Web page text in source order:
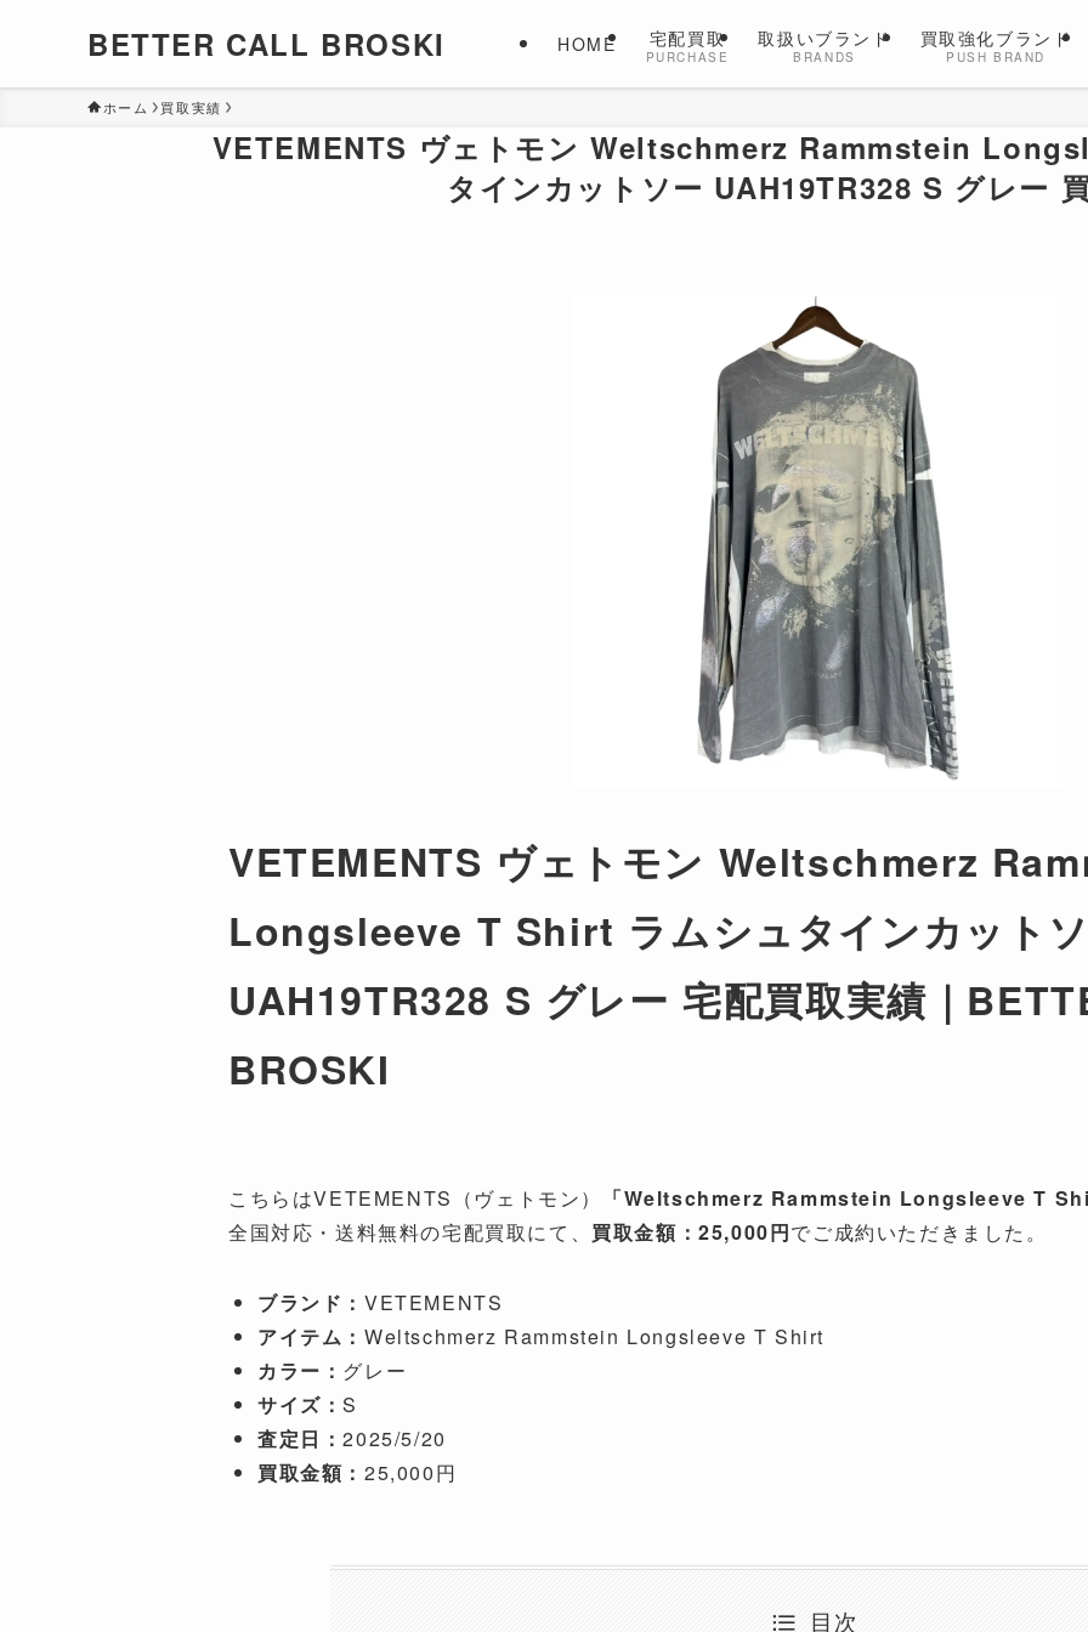
BETTER CALL BROSKI HOME 宅配買取
PURCHASE
取扱いブランド
BRANDS
買取強化ブランド
PUSH BRAND
ホーム 買取実績
VETEMENTS ヴェトモン Weltschmerz Rammstein
タインカットソー UAH19TR328 S グレー
VETEMENTS ヴェトモン Weltschmerz
Longsleeve T Shirt ラムシュタインカット
UAH19TR328 S グレー 宅配買取実績｜
BROSKI
こちらはVETEMENTS（ヴェトモン）
「Weltschmerz Rammstein Longsleeve T
全国対応・送料無料の宅配買取にて、 買取金額：25,000円でご成約いただきました。
ブランド： VETEMENTS
アイテム： Weltschmerz Rammstein Longsleeve T Shirt
カラー： グレー
サイズ：S
査定日：2025/5/20
買取金額： 25,000円
目次